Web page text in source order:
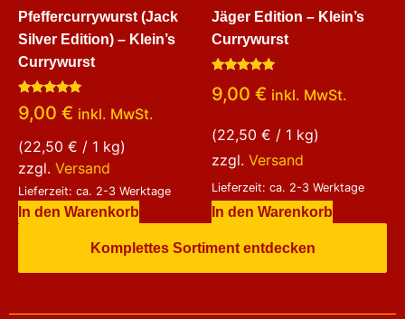
Pfeffercurrywurst (Jack
Silver Edition) – Klein’s
Currywurst
Bewertet
mit
von 5
9,00 € inkl. MwSt.
(22,50 € / 1 kg)
zzgl. Versand
Lieferzeit: ca. 2-3 Werktage
In den Warenkorb
Jäger Edition – Klein’s
Currywurst
mit
5.00
9,00 € inkl. MwSt.
(22,50 € / 1 kg)
zzgl. Versand
Lieferzeit: ca. 2-3 Werktage
In den Warenkorb
Komplettes Sortiment entdecken